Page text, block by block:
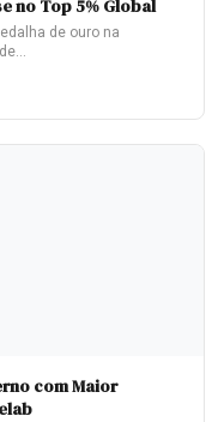
no Top 5% Global
de ouro na
com Maior